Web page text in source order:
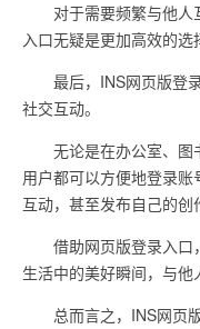
对于需要频繁与他人
入口无疑是更加高效的选
最后，INS网页版登录
社交互动。
无论是在办公室、图书
用户都可以方便地登录
互动，甚至发布自己的创
借助网页版登录入口
生活中的美好瞬间，与他
总而言之，INS网页版